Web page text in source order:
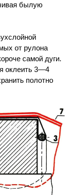
былую
от рулона
самой дуги.
оклеить 3—4
полотно